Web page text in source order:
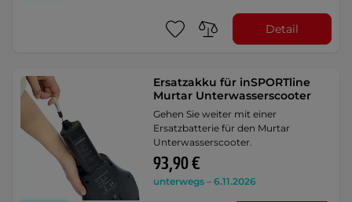
Detail
Ersatzakku für inSPORTline
Murtar Unterwasserscooter
Gehen Sie weiter mit einer
Ersatzbatterie für den Murtar
Unterwasserscooter.
93,90 €
unterwegs – 6.11.2026